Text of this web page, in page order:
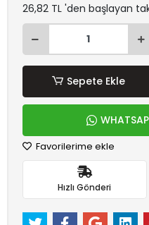
26,82 TL 'den başlayan
Sepete Ekle
Favorilerime ekle
Hızlı Gönderi